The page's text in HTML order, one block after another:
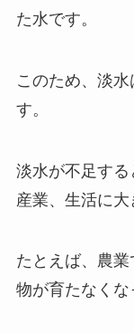
た水です。
このため、淡
す。
淡水が不足す
産業、生活に大
たとえば、農
物が育たなくな